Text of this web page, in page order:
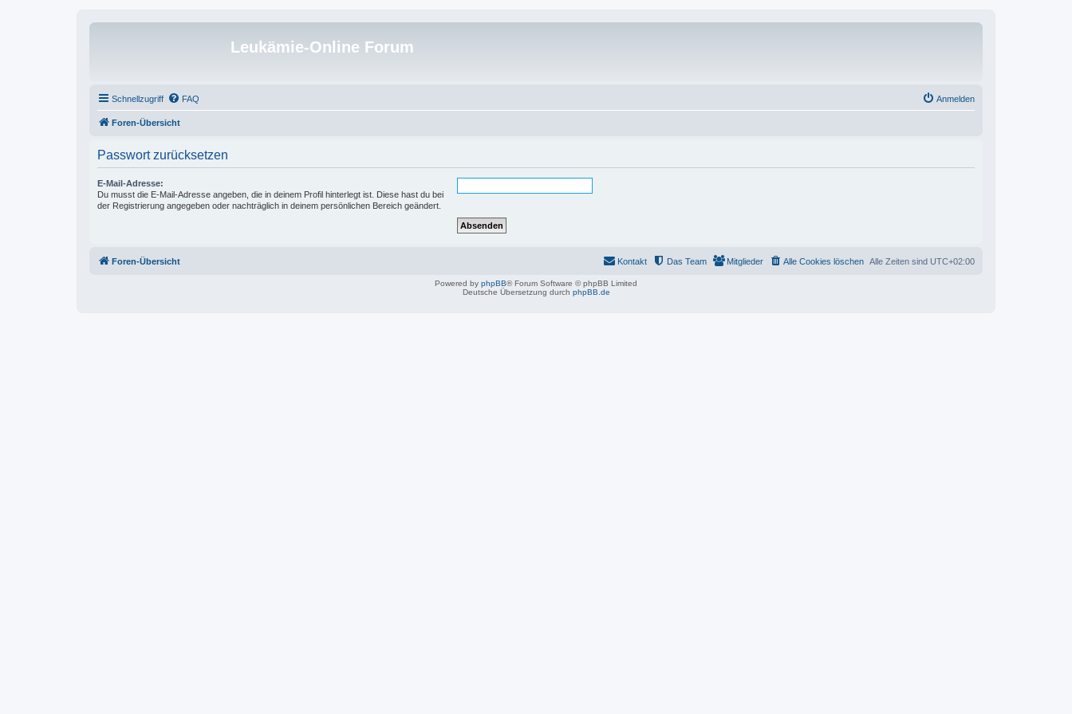
Leukämie-Online Forum
Schnellzugriff FAQ Anmelden
Foren-Übersicht
Passwort zurücksetzen
E-Mail-Adresse:
Du musst die E-Mail-Adresse angeben, die in deinem Profil hinterlegt ist. Diese hast du bei
der Registrierung angegeben oder nachträglich in deinem persönlichen Bereich geändert.
Foren-Übersicht Alle Zeiten sind UTC+02:00
Alle Cookies löschen
Mitglieder
Das Team
Kontakt
Powered by phpBB® Forum Software © phpBB Limited
Deutsche Übersetzung durch phpBB.de